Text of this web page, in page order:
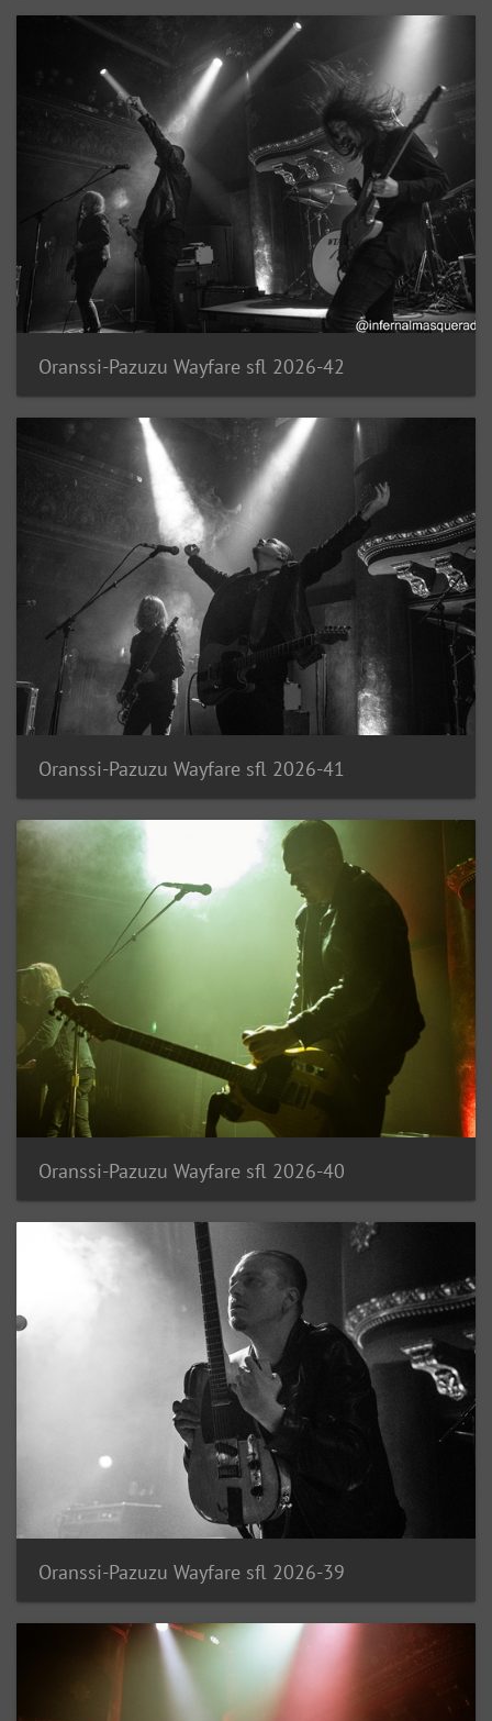
Oranssi-Pazuzu Wayfare sfl 2026-42
Oranssi-Pazuzu Wayfare sfl 2026-41
Oranssi-Pazuzu Wayfare sfl 2026-40
Oranssi-Pazuzu Wayfare sfl 2026-39